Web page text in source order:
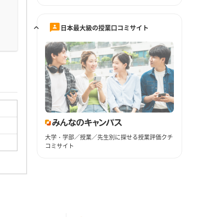
日本最大級の授業口コミサイト
大学・学部／授業／先生別に探せる授業評価クチ
コミサイト